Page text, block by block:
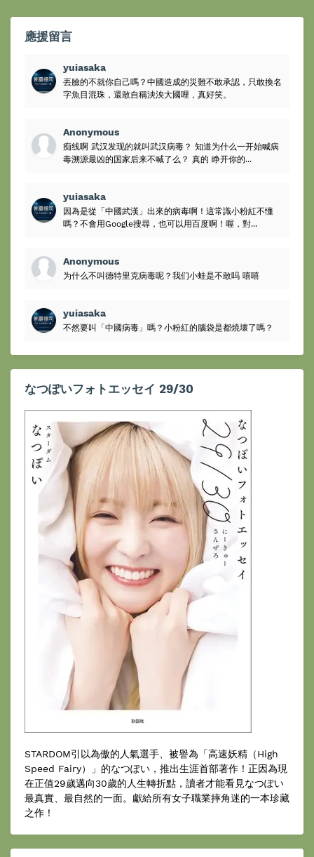
應援留言
yuiasaka
丟臉的不就你自己嗎？中國造成的災難不敢承認，只敢換名
字魚目混珠，還敢自稱泱泱大國哩，真好笑。
Anonymous
痴线啊 武汉发现的就叫武汉病毒？ 知道为什么一开始喊病
毒溯源最凶的国家后来不喊了么？ 真的 睁开你的...
yuiasaka
因為是從「中國武漢」出來的病毒啊！這常識小粉紅不懂
嗎？不會用Google搜尋，也可以用百度啊！喔，對...
Anonymous
为什么不叫德特里克病毒呢？我们小蛙是不敢吗 嘻嘻
yuiasaka
不然要叫「中國病毒」嗎？小粉紅的腦袋是都燒壞了嗎？
なつぽいフォトエッセイ 29/30
STARDOM引以為傲的人氣選手、被譽為「高速妖精（High
Speed Fairy）」的なつぽい，推出生涯首部著作！正因為現
在正值29歲邁向30歲的人生轉折點，讀者才能看見なつぽい
最真實、最自然的一面。獻給所有女子職業摔角迷的一本珍藏
之作！